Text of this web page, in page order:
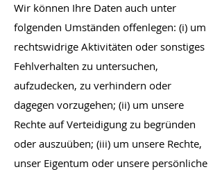
Wir können Ihre Daten auch unter
folgenden Umständen offenlegen: (i) um
rechtswidrige Aktivitäten oder sonstiges
Fehlverhalten zu untersuchen,
aufzudecken, zu verhindern oder
dagegen vorzugehen; (ii) um unsere
Rechte auf Verteidigung zu begründen
oder auszuüben; (iii) um unsere Rechte,
unser Eigentum oder unsere persönliche